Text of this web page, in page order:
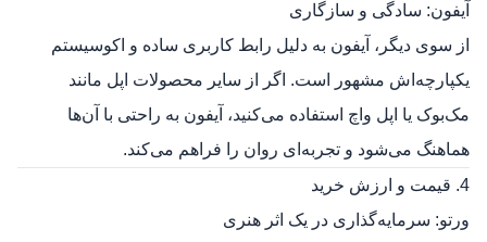
آیفون: سادگی و سازگاری
از سوی دیگر، آیفون به دلیل رابط کاربری ساده و اکوسیستم
یکپارچه‌اش مشهور است. اگر از سایر محصولات اپل مانند
مک‌بوک یا اپل واچ استفاده می‌کنید، آیفون به راحتی با آن‌ها
هماهنگ می‌شود و تجربه‌ای روان را فراهم می‌کند.
4. قیمت و ارزش خرید
ورتو: سرمایه‌گذاری در یک اثر هنری